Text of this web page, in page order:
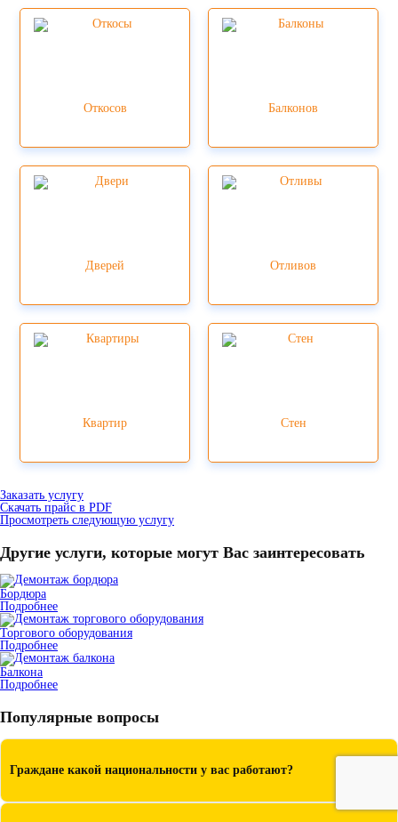
Откосов Балконов
Дверей Отливов
Квартир Стен
Заказать услугу
Скачать прайс в PDF
Просмотреть следующую услугу
Другие услуги, которые могут Вас заинтересовать
Бордюра
Подробнее
Торгового оборудования
Подробнее
Балкона
Подробнее
Популярные вопросы
Граждане какой национальности у вас работают?